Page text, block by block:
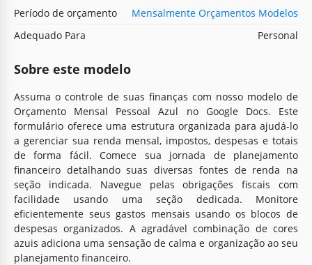
Período de orçamento
Mensalmente Orçamentos Modelos
Adequado Para
Personal
Sobre este modelo
Assuma o controle de suas finanças com nosso modelo de
Orçamento Mensal Pessoal Azul no Google Docs. Este
formulário oferece uma estrutura organizada para ajudá-lo
a gerenciar sua renda mensal, impostos, despesas e totais
de forma fácil. Comece sua jornada de planejamento
financeiro detalhando suas diversas fontes de renda na
seção indicada. Navegue pelas obrigações fiscais com
facilidade usando uma seção dedicada. Monitore
eficientemente seus gastos mensais usando os blocos de
despesas organizados. A agradável combinação de cores
azuis adiciona uma sensação de calma e organização ao seu
planejamento financeiro.